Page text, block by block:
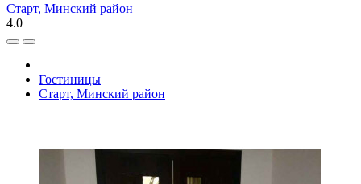
Старт, Минский район
4.0
Гостиницы
Старт, Минский район